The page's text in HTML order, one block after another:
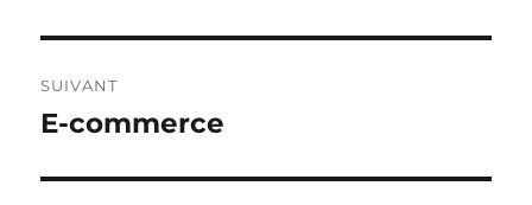
SUIVANT
Publication
E-commerce